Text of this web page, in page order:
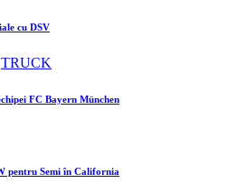
cu DSV
TRUCK
FC Bayern München
pentru Semi în California